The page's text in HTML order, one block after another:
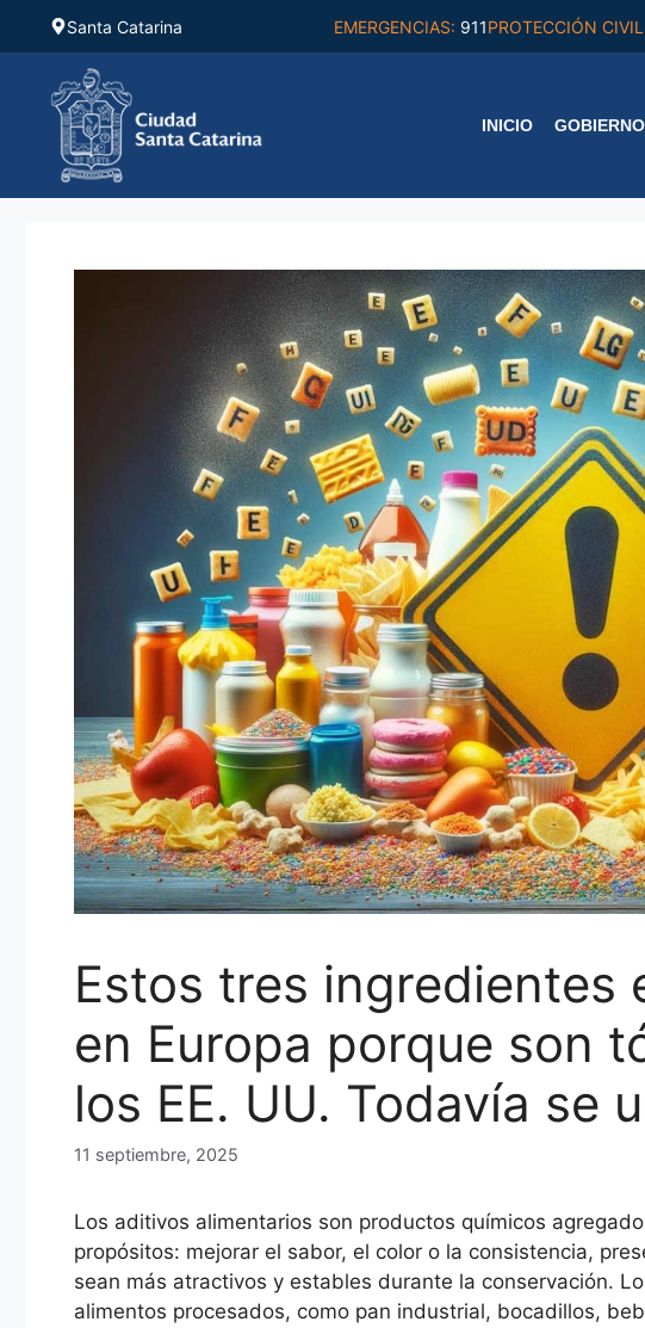
Saltar
contenido
Santa Catarina EMERGENCIAS: 911PROTECCIÓN
INICIO GOBIERNO
Estos tres ingredientes
en Europa porque son
los EE. UU. Todavía se
11 septiembre, 2025
Los aditivos alimentarios son productos químicos
propósitos: mejorar el sabor, el color o la consistencia,
sean más atractivos y estables durante la conservación.
alimentos procesados, como pan industrial, bocadillos,